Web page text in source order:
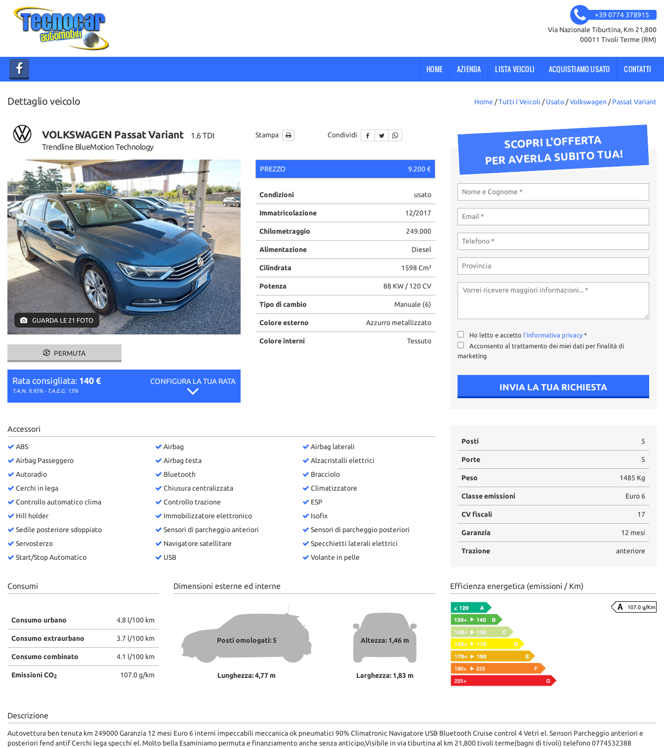
HOME
LISTA VEICOLI
ACQUISTIAMO USATO
CONTATTI
+39 0774 378915
Via Nazionale Tiburtina, Km 21,800
00011 Tivoli Terme (RM)
HOME AZIENDA LISTA VEICOLI ACQUISTIAMO USATO CONTATTI
Dettaglio veicolo Home /Tutti I Veicoli /Usato /Volkswagen /Passat Variant
VOLKSWAGEN Passat Variant
1.6 TDI
Trendline BlueMotion Technology
Stampa Condividi
GUARDA LE 21 FOTO
PERMUTA
Rata consigliata: 140 €
T.A.N. 9,95% - T.A.E.G. 13%
CONFIGURA LA TUA RATA
PREZZO 9.200 €
Condizioni usato
Immatricolazione 12/2017
Chilometraggio 249.000
Alimentazione Diesel
Cilindrata 1598 Cm³
Potenza 88 KW / 120 CV
Tipo di cambio Manuale (6)
Colore esterno Azzurro metallizzato
Colore interni Tessuto
SCOPRI L'OFFERTA
PER AVERLA SUBITO TUA!
Ho letto e accetto l'informativa privacy *
Acconsento al trattamento dei miei dati per finalità di
marketing
INVIA LA TUA RICHIESTA
Accessori
ABS
Airbag Passeggero
Autoradio
Cerchi in lega
Controllo automatico clima
Hill holder
Sedile posteriore sdoppiato
Servosterzo
Start/Stop Automatico
Airbag
Airbag testa
Bluetooth
Chiusura centralizzata
Controllo trazione
Immobilizzatore elettronico
Sensori di parcheggio anteriori
Navigatore satellitare
USB
Airbag laterali
Alzacristalli elettrici
Bracciolo
Climatizzatore
ESP
Isofix
Sensori di parcheggio posteriori
Specchietti laterali elettrici
Volante in pelle
Posti 5
Porte 5
Peso 1485 Kg
Classe emissioni Euro 6
CV fiscali 17
Garanzia 12 mesi
Trazione anteriore
Consumi
Consumo urbano 4.8 l/100 km
Consumo extraurbano 3.7 l/100 km
Consumo combinato 4.1 l/100 km
Emissioni CO2 107.0 g/km
Dimensioni esterne ed interne
Posti omologati: 5
Lunghezza: 4,77 m
Altezza: 1,46 m
Larghezza: 1,83 m
Efficienza energetica (emissioni / Km)
107.0 g/Km
Descrizione
Autovettura ben tenuta km 249000 Garanzia 12 mesi Euro 6 interni impeccabili meccanica ok pneumatici 90% Climatronic Navigatore USB Bluetooth Cruise control 4 Vetri el. Sensori Parcheggio anteriori e
posteriori fend antif Cerchi lega specchi el. Molto bella Esaminiamo permuta e finanziamento anche senza anticipo,Visibile in via tiburtina al km 21,800 tivoli terme(bagni di tivoli) telefono 0774532388